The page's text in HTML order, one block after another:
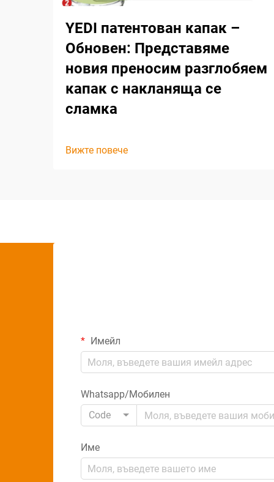
YEDI патентован капак –
Обновен: Представяме
новия преносим разглобяем
капак с накланяща се
сламка
Вижте повече
Имейл
Whatsapp/Мобилен
Code
Име